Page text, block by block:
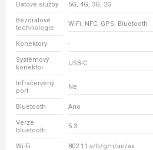
Datové služby
5G, 4G, 3G, 2G
Bezdrátové
technologie
WiFi, NFC, GPS, Bluetooth
Konektory -
Systémový
konektor
USB-C
Infračervený
port
Ne
Bluetooth Ano
Verze
bluetooth
5.3
Wi-Fi 802.11 a/b/g/n/ac/ax